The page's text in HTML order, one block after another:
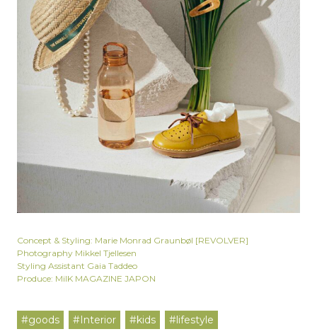
Concept & Styling: Marie Monrad Graunbøl [REVOLVER]
Photography Mikkel Tjellesen
Styling Assistant Gaia Taddeo
Produce: MilK MAGAZINE JAPON
#goods #Interior #kids #lifestyle